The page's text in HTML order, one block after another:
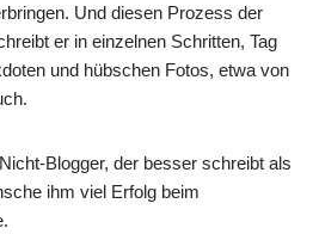
Und diesen Prozess der
er in einzelnen Schritten, Tag
und hübschen Fotos, etwa von
Blogger, der besser schreibt als
ihm viel Erfolg beim